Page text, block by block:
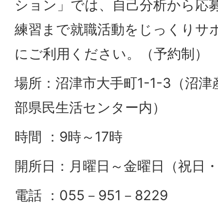
ション」では、自己分析から応
練習まで就職活動をじっくりサ
にご利用ください。（予約制）
場所：沼津市大手町1-1-3（沼
部県民生活センター内）
時間 ：9時～17時
開所日：月曜日～金曜日（祝日
電話 ：055－951－8229